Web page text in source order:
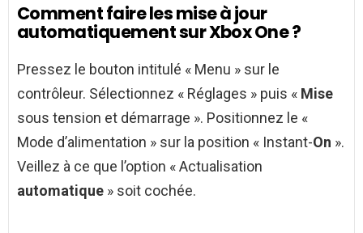
Comment faire les mise à jour
automatiquement sur Xbox One ?
Pressez le bouton intitulé « Menu » sur le
contrôleur. Sélectionnez « Réglages » puis « Mise
sous tension et démarrage ». Positionnez le «
Mode d’alimentation » sur la position « Instant-On ».
Veillez à ce que l’option « Actualisation
automatique » soit cochée.